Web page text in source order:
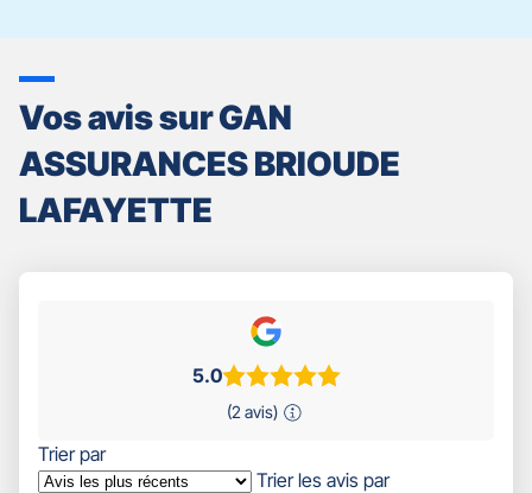
Vos avis sur GAN
ASSURANCES BRIOUDE
LAFAYETTE
5.0
(2 avis)
Trier par
Trier les avis par